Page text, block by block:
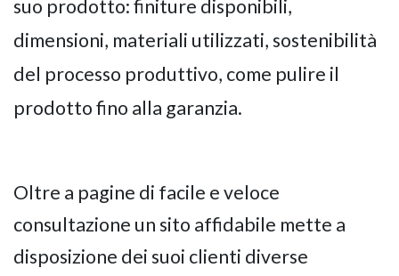
suo prodotto: finiture disponibili,
dimensioni, materiali utilizzati, sostenibilità
del processo produttivo, come pulire il
prodotto fino alla garanzia.
Oltre a pagine di facile e veloce
consultazione un sito affidabile mette a
disposizione dei suoi clienti diverse